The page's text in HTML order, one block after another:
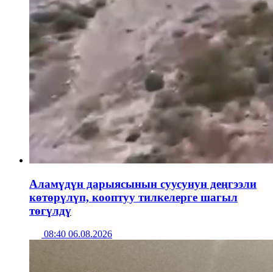
Аламүдүн дарыясынын суусунун деңгээли
көтөрүлүп, кооптуу тилкелерге шагыл
төгүлдү
08:40 06.08.2026